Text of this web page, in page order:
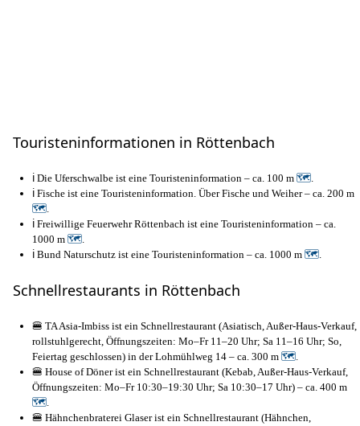
Touristeninformationen in Röttenbach
ℹ️ Die Uferschwalbe ist eine Touristeninformation – ca. 100 m 🗺.
ℹ️ Fische ist eine Touristeninformation. Über Fische und Weiher – ca. 200 m
🗺.
ℹ️ Freiwillige Feuerwehr Röttenbach ist eine Touristeninformation – ca.
1000 m 🗺.
ℹ️ Bund Naturschutz ist eine Touristeninformation – ca. 1000 m 🗺.
Schnellrestaurants in Röttenbach
🍔 TA Asia-Imbiss ist ein Schnellrestaurant (Asiatisch, Außer-Haus-Verkauf,
rollstuhlgerecht, Öffnungszeiten: Mo–Fr 11–20 Uhr; Sa 11–16 Uhr; So,
Feiertag geschlossen) in der Lohmühlweg 14 – ca. 300 m 🗺.
🍔 House of Döner ist ein Schnellrestaurant (Kebab, Außer-Haus-Verkauf,
Öffnungszeiten: Mo–Fr 10:30–19:30 Uhr; Sa 10:30–17 Uhr) – ca. 400 m
🗺.
🍔 Hähnchenbraterei Glaser ist ein Schnellrestaurant (Hähnchen,